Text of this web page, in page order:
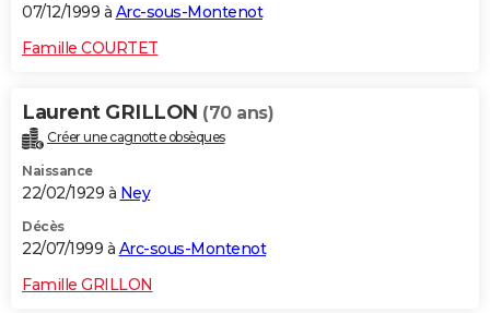
07/12/1999 à Arc-sous-Montenot
Famille COURTET
Laurent GRILLON (70 ans)
Créer une cagnotte obsèques
Naissance
22/02/1929 à Ney
Décès
22/07/1999 à Arc-sous-Montenot
Famille GRILLON